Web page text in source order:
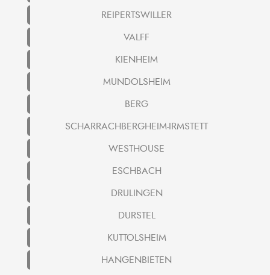
REIPERTSWILLER
VALFF
KIENHEIM
MUNDOLSHEIM
BERG
SCHARRACHBERGHEIM-IRMSTETT
WESTHOUSE
ESCHBACH
DRULINGEN
DURSTEL
KUTTOLSHEIM
HANGENBIETEN